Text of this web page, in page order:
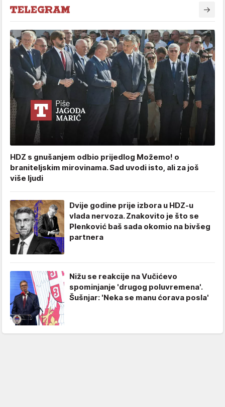
HDZ s gnušanjem odbio prijedlog Možemo! o
braniteljskim mirovinama. Sad uvodi isto, ali za još
više ljudi
Dvije godine prije izbora u HDZ-u
vlada nervoza. Znakovito je što se
Plenković baš sada okomio na bivšeg
partnera
Nižu se reakcije na Vučićevo
spominjanje 'drugog poluvremena'.
Šušnjar: 'Neka se manu ćorava posla'